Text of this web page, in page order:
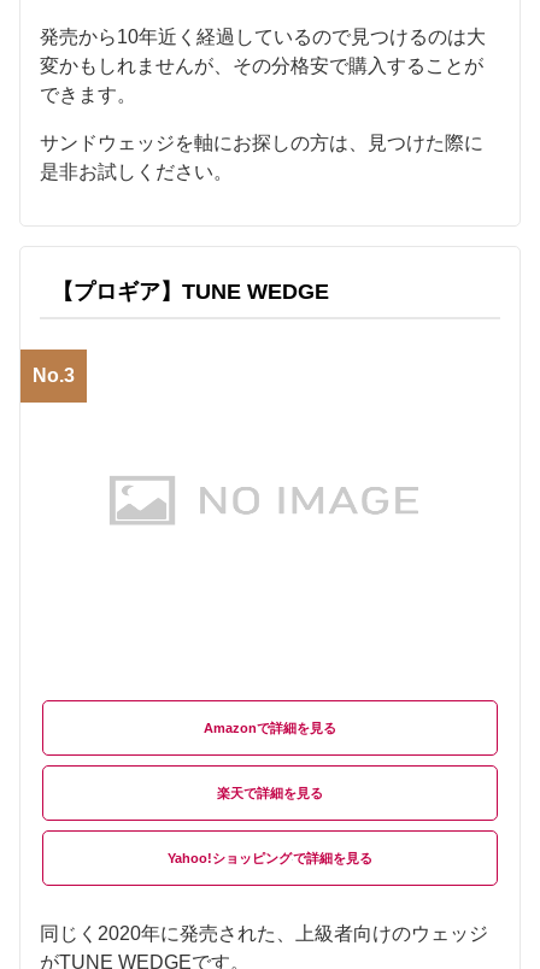
発売から10年近く経過しているので見つけるのは大
変かもしれませんが、その分格安で購入することが
できます。
サンドウェッジを軸にお探しの方は、見つけた際に
是非お試しください。
【プロギア】TUNE WEDGE
No.3
Amazon
楽天
Yahoo!ショッピング
同じく2020年に発売された、上級者向けのウェッジ
がTUNE WEDGEです。